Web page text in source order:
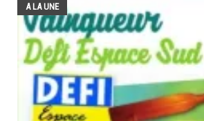
A LA UNE